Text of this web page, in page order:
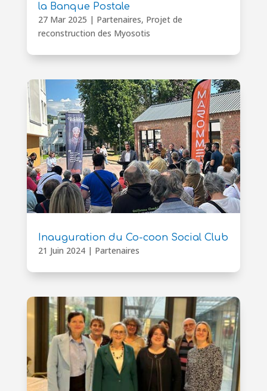
la Banque Postale
27 Mar 2025 | Partenaires, Projet de
reconstruction des Myosotis
Inauguration du Co-coon Social Club
21 Juin 2024| Partenaires